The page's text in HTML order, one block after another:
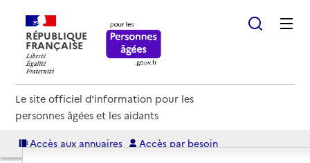
RÉPUBLIQUE
FRANÇAISE
Le site officiel d'information pour les
personnes âgées et les aidants
Accès aux annuaires Accès par besoin